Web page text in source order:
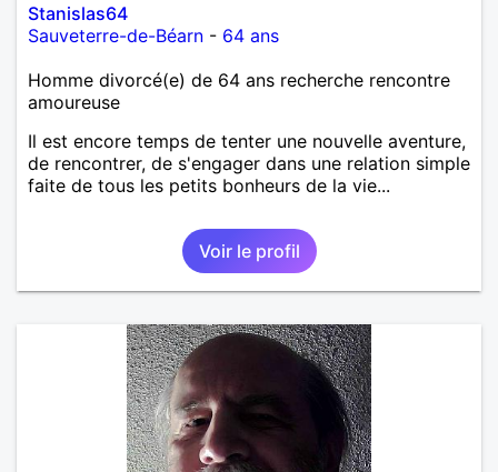
Stanislas64
Sauveterre-de-Béarn - 64 ans
Homme divorcé(e) de 64 ans recherche rencontre
amoureuse
Il est encore temps de tenter une nouvelle aventure,
de rencontrer, de s'engager dans une relation simple
faite de tous les petits bonheurs de la vie...
Voir le profil